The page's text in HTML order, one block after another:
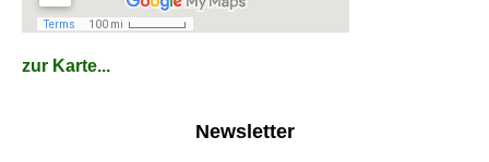
zur Karte...
Newsletter